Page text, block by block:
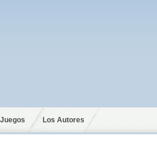
Juegos Los Autores